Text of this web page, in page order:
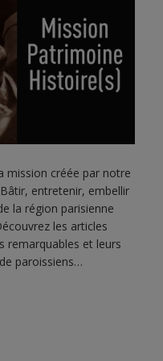
mission créée par notre
entretenir, embellir
la région parisienne
les articles
remarquables et leurs
paroissiens…